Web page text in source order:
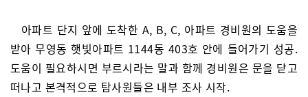
아파트 단지 앞에 도착한 A, B, C, 아파트 경비원의 도움을
받아 무영동 햇빛아파트 1144동 403호 안에 들어가기 성공.
도움이 필요하시면 부르시라는 말과 함께 경비원은 문을 닫고
떠나고 본격적으로 탐사원들은 내부 조사 시작.